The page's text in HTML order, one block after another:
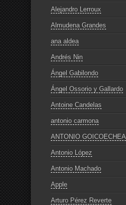
Alejandro Lerroux
Almudena Grandes
ana aldea
Andrés Nin
Ángel Gabilondo
Ángel Ossorio y Gallardo
Antoine Candelas
antonio carmona
ANTONIO GOICOECHEA
Antonio López
Antonio Machado
Apple
Arturo Pérez Reverte